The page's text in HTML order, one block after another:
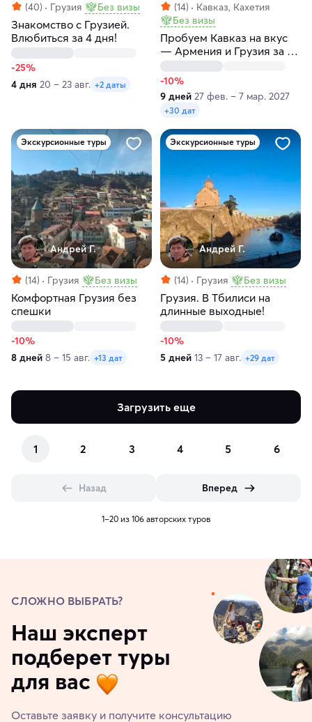
(40) Грузия Без визы
Знакомство с Грузией.
Влюбиться за 4 дня!
-25%
4 дня 20 – 23 авг. +2 даты
(14)
Кавказ, Кахетия
Без визы
Пробуем Кавказ на вкус
— Армения и Грузия за 9
дней!
-10%
9 дней 27 фев. – 7 мар. 2027
+30 дат
Экскурсионные туры
Андрей Г.
(14) Грузия Без визы
Комфортная Грузия без
спешки
-10%
8 дней 8 – 15 авг. +13 дат
Экскурсионные туры
Андрей Г.
(14) Грузия Без визы
Грузия. В Тбилиси на
длинные выходные!
-10%
5 дней 13 – 17 авг. +29 дат
Загрузить еще
1 2 3 4 5 6
Назад Вперед
1–20 из 106 авторских туров
СЛОЖНО ВЫБРАТЬ?
Наш эксперт
подберет туры
для вас
Оставьте заявку и получите консультацию